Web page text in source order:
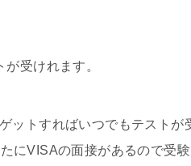
受けれます。
ットすればいつでもテスト
にVISAの面接があるので受